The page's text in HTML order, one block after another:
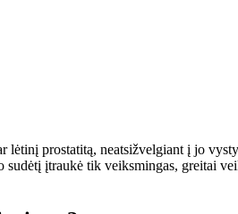
lėtinį prostatitą, neatsižvelgiant į jo
įtraukė tik veiksmingas, greitai